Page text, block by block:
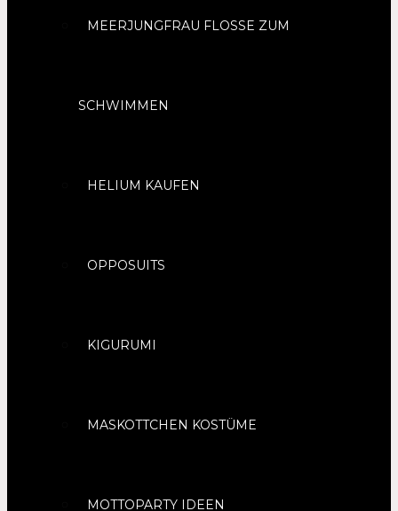
MEERJUNGFRAU FLOSSE ZUM
SCHWIMMEN
HELIUM KAUFEN
OPPOSUITS
KIGURUMI
MASKOTTCHEN KOSTÜME
MOTTOPARTY IDEEN